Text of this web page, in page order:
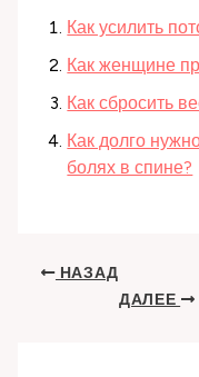
Как усилить
Как женщине
Как сбросить
Как долго
болях в спине?
НАЗАД
ДАЛЕЕ